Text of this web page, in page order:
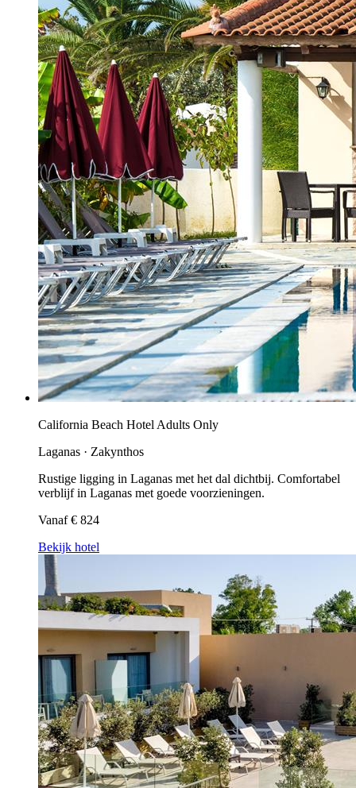
California Beach Hotel Adults Only
Laganas · Zakynthos
Rustige ligging in Laganas met het dal dichtbij. Comfortabel
verblijf in Laganas met goede voorzieningen.
Vanaf€ 824
Bekijk hotel